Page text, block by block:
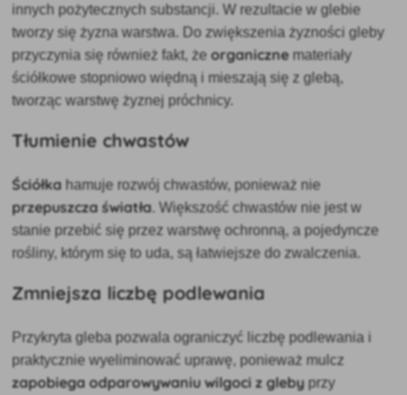
innych pożytecznych substancji. W rezultacie w glebie
tworzy się żyzna warstwa. Do zwiększenia żyzności gleby
przyczynia się również fakt, żeorganicznemateriały
ściółkowe stopniowo więdną i mieszają się z glebą,
tworząc warstwę żyznej próchnicy.
Tłumienie chwastów
Ściółka hamuje rozwój chwastów, ponieważ nie
przepuszcza światła. Większość chwastów nie jest w
stanie przebić się przez warstwę ochronną, a pojedyncze
rośliny, którym się to uda, są łatwiejsze do zwalczenia.
Zmniejsza liczbę podlewania
Przykryta gleba pozwala ograniczyć liczbę podlewania i
praktycznie wyeliminować uprawę, ponieważ mulcz
zapobiega odparowywaniu wilgoci z gleby przy